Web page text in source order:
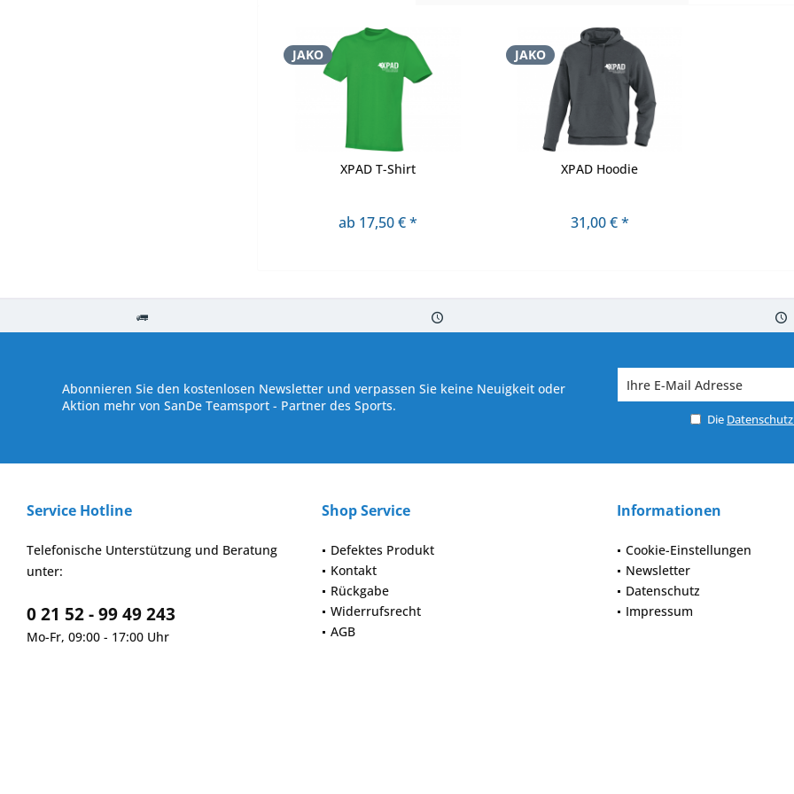
JAKO
XPAD T-Shirt
ab 17,50 € *
JAKO
XPAD Hoodie
31,00 € *
Abonnieren Sie den kostenlosen Newsletter und verpassen Sie keine Neuigkeit oder
Aktion mehr von SanDe Teamsport - Partner des Sports.
Die
Service Hotline
Telefonische Unterstützung und Beratung
unter:
0 21 52 - 99 49 243
Mo-Fr, 09:00 - 17:00 Uhr
Shop Service
Defektes Produkt
Kontakt
Rückgabe
Widerrufsrecht
AGB
Informationen
Cookie-Einstellungen
Newsletter
Datenschutz
Impressum